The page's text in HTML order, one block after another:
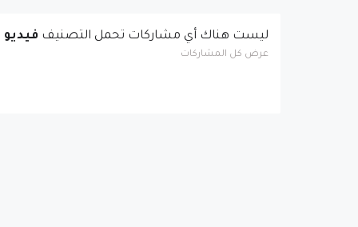
‏ليست هناك أي مشاركات تحمل التصنيف فيديو
عرض كل المشاركات